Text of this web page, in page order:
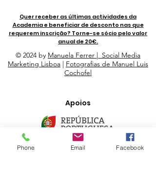
Quer receber as últimas actividades da
Academia e beneficiar de desconto nas que
requerem inscrição? Torne-se sócio pelo valor
anual de 20€.
© 2024 by Manuela Ferrer | Social Media
Marketing Lisboa | Fotografias de Manuel Luis
Cochofel
Apoios
Phone Email Facebook